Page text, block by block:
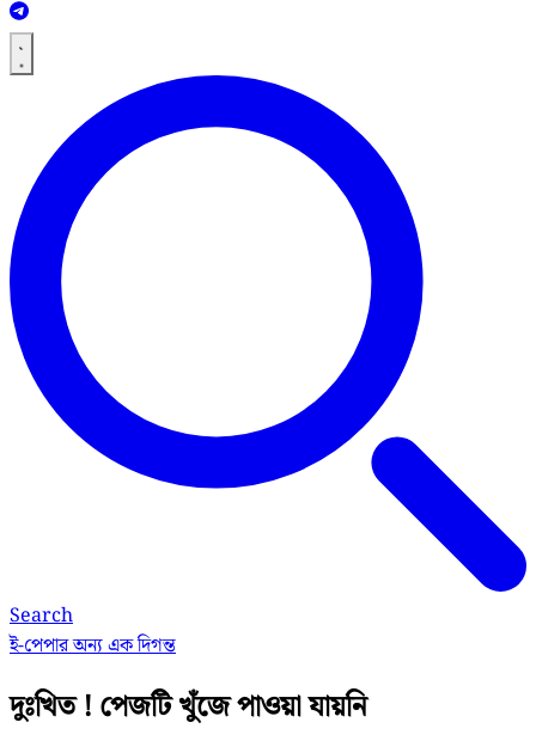
Search
ই-পেপারঅন্য এক দিগন্ত
দুঃখিত ! পেজটি খুঁজে পাওয়া যায়নি